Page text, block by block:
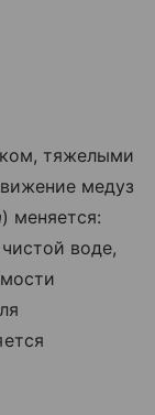
тяжелыми
медуз
) меняется:
воде,